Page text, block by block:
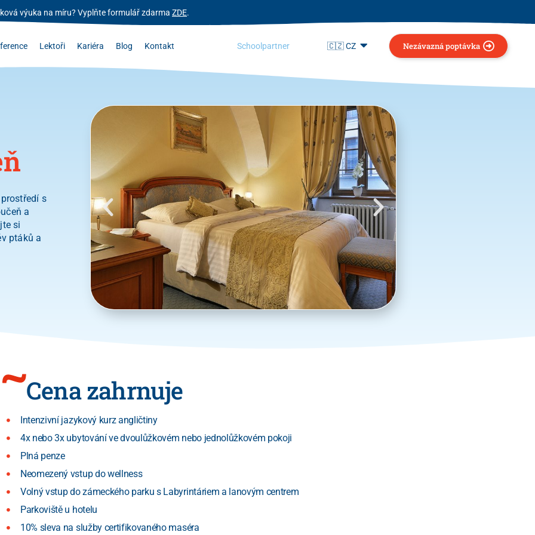
výuka na míru? Vyplňte formulář zdarma ZDE.
Lektoři Kariéra Blog Kontakt Schoolpartner 🇨🇿 CZ Nezávazná poptávka
s
a
si
ptáků a
Cena zahrnuje
Intenzivní jazykový kurz angličtiny
4x nebo 3x ubytování ve dvoulůžkovém nebo jednolůžkovém pokoji
Plná penze
Neomezený vstup do wellness
Volný vstup do zámeckého parku s Labyrintáriem a lanovým centrem
Parkoviště u hotelu
10% sleva na služby certifikovaného maséra